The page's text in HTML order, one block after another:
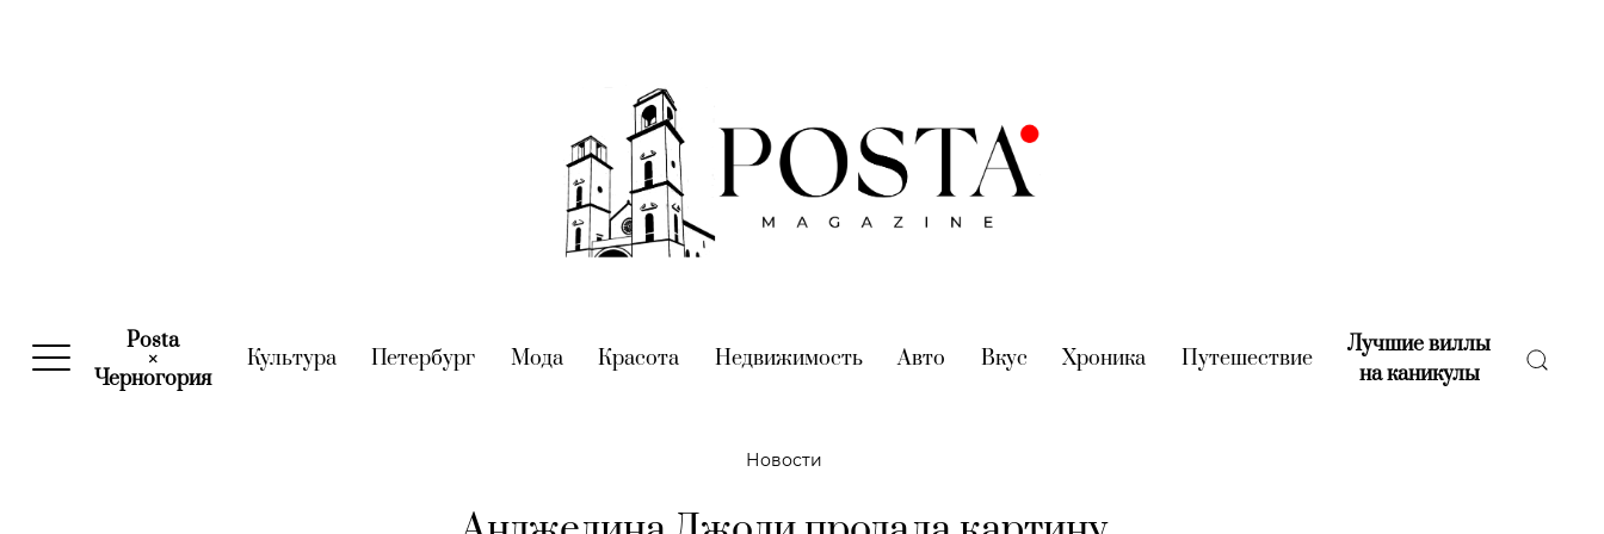
Posta
×
Черногория(current)
Культура(current)
Петербург (current)
Мода(current)
Красота (current)
Недвижимость(current)
Авто (current)
Вкус (current)
Хроника (current)
Путешествие(current)
Лучшие виллы
на каникулы(current)
Новости